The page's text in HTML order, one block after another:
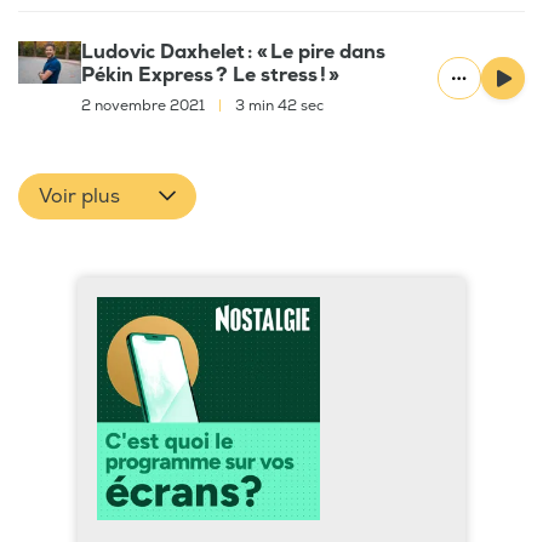
Ludovic Daxhelet : « Le pire dans
Pékin Express ? Le stress ! »
2 novembre 2021 3 min 42 sec
Voir plus